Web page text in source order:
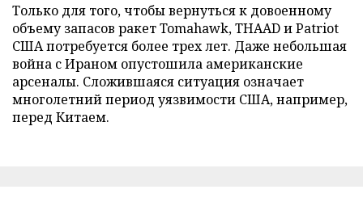
Только для того, чтобы вернуться к довоенному
объему запасов ракет Tomahawk, THAAD и Patriot
США потребуется более трех лет. Даже небольшая
война с Ираном опустошила американские
арсеналы. Сложившаяся ситуация означает
многолетний период уязвимости США, например,
перед Китаем.